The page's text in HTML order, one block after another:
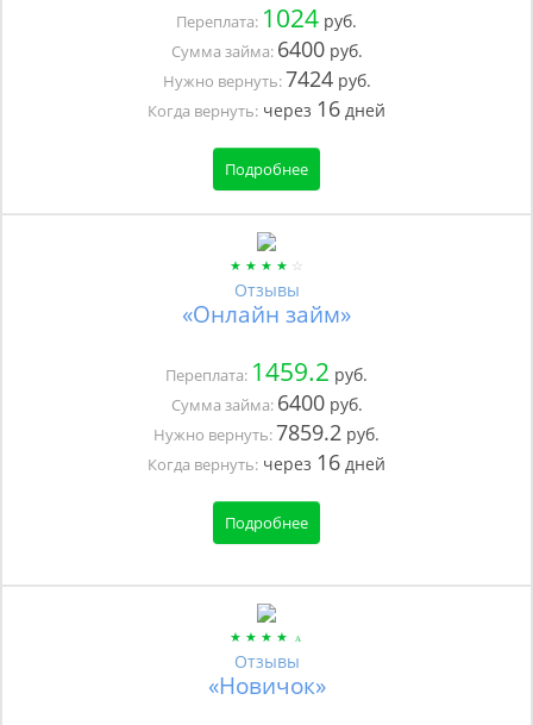
Переплата: 1024 руб.
Сумма займа: 6400руб.
Нужно вернуть:7424руб.
Когда вернуть: через 16 дней
Подробнее
Отзывы
«Онлайн займ»
Переплата: 1459.2 руб.
Сумма займа: 6400руб.
Нужно вернуть:7859.2 руб.
Когда вернуть: через 16 дней
Подробнее
Отзывы
«Новичок»